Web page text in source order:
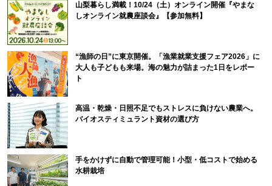
山梨暮らし満載！10/24（土）オンライン開催『やまな
しオンライン就農座談会』【参加無料】
“漁師の日”に東京開催。「漁業就業支援フェア2026」に
大人も子どもも来場。海の魅力が詰まった1日をレポー
ト
高温・乾燥・日照不足でもストレスに負けない農業へ。
バイオスティミュラント資材の選び方
手をかけずに自動で管理可能！小型・低コストで始める
水耕栽培